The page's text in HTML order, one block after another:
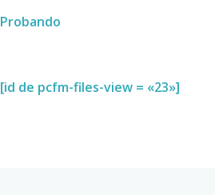
Probando
[id de pcfm-files-view = «23»]